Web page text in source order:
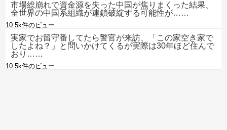
市場総崩れで資金源を失った中国が焦りまくった結果、
全世界の中国系組織が連鎖破綻する可能性が……
10.5k件のビュー
実家でお留守番してたら警官が来訪、「この家空き家で
したよね？」と問いかけてくるが実際は30年ほど住んで
おり……
10.5k件のビュー